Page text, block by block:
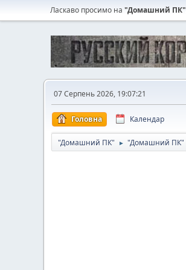
Ласкаво просимо на "Домашний ПК"
07 Серпень 2026, 19:07:21
Головна Календар
"Домашний ПК" ► "Домашний ПК"